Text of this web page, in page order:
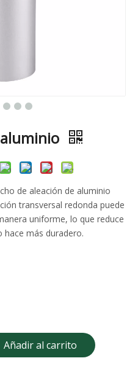
de aleación de aluminio
transversal redonda puede
uniforme, lo que reduce
hace más duradero.
Añadir al carrito